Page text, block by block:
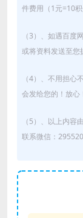
件费用（1元=10积
（3）、如遇百
或将资料发送至您
（4）、不用担
会发给您的！放心
（5）、以上内容
联系微信：